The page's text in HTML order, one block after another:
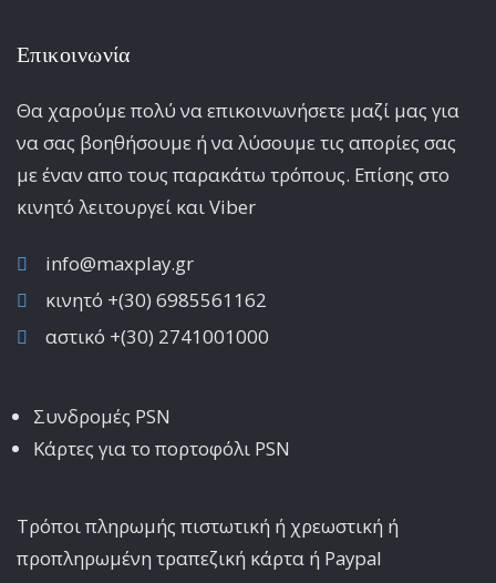
Επικοινωνία
Θα χαρούμε πολύ να επικοινωνήσετε μαζί μας για
να σας βοηθήσουμε ή να λύσουμε τις απορίες σας
με έναν απο τους παρακάτω τρόπους. Επίσης στο
κινητό λειτoυργεί και Viber
info@maxplay.gr
κινητό +(30) 6985561162
αστικό +(30) 2741001000
Συνδρομές PSN
Κάρτες για το πορτοφόλι PSN
Τρόποι πληρωμής πιστωτική ή χρεωστική ή
προπληρωμένη τραπεζική κάρτα ή Paypal